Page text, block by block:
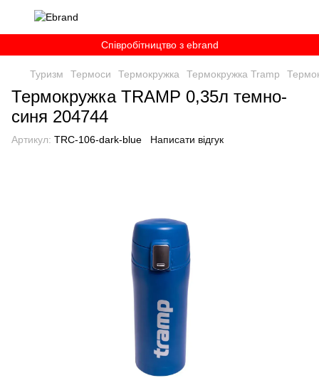
Співробітництво з ebrand
Туризм Термоси Термокружка Термокружка Tramp
Термокружка TRAMP 0,35л темно-
синя 204744
Артикул: TRC-106-dark-blue Написати відгук